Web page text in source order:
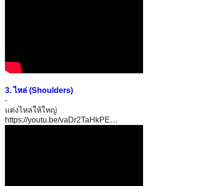
3. ไหล่ (Shoulders)
-
แต่งไหล่ให้ใหญ่
https://youtu.be/vaDr2TaHkPE…